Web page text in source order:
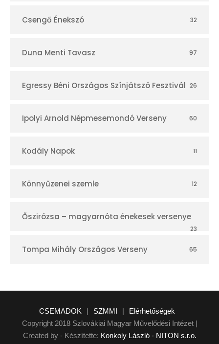
Csengő Énekszó 32
Duna Menti Tavasz 97
Egressy Béni Országos Színjátszó Fesztivál 26
Ipolyi Arnold Népmesemondó Verseny 60
Kodály Napok 11
Könnyűzenei szemle 12
Őszirózsa – magyarnóta énekesek versenye
23
Tompa Mihály Országos Verseny 65
CSEMADOK | SZMMI |
Elérhetőségek
Copyright 2018 Szlovákiai Magyar Művelődési Intézet |
Created by - Készítette: Konkoly László - NITON s.r.o.